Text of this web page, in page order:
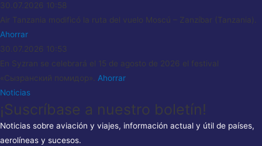
30.07.2026 10:58
Air Tanzania modificó la ruta del vuelo Moscú – Zanzíbar (Tanzania).
Ahorrar
30.07.2026 10:53
En Syzran se celebrará el 15 de agosto de 2026 el festival
«Сызранский помидор». Ahorrar
Noticias
¡Suscríbase a nuestro boletín!
Noticias sobre aviación y viajes, información actual y útil de países,
aerolíneas y sucesos.